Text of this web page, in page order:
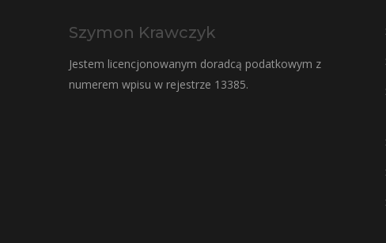
Szymon Krawczyk
Jestem licencjonowanym doradcą podatkowym z
numerem wpisu w rejestrze 13385.